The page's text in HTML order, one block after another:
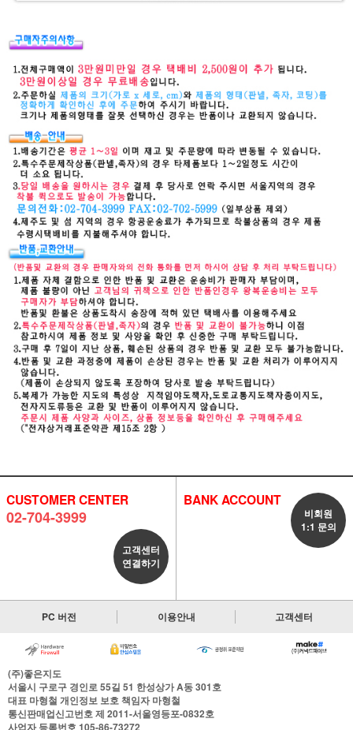
CUSTOMER CENTER
02-704-3999
고객센터
연결하기
BANK ACCOUNT
비회원
1:1 문의
PC 버전 이용안내 고객센터
(주)좋은지도
서울시 구로구 경인로 55길 51 한성상가 A동 301호
대표 마형철 개인정보 보호 책임자마형철
통신판매업신고번호제 2011-서울영등포-0832호
사업자 등록번호 105-86-73272